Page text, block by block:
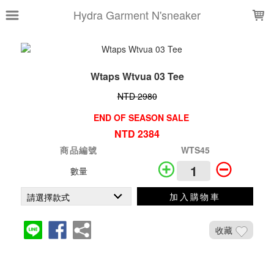
Hydra Garment N'sneaker
Wtaps Wtvua 03 Tee
NTD 2980
END OF SEASON SALE
NTD 2384
商品編號
WTS45
數量
加入購物車
收藏